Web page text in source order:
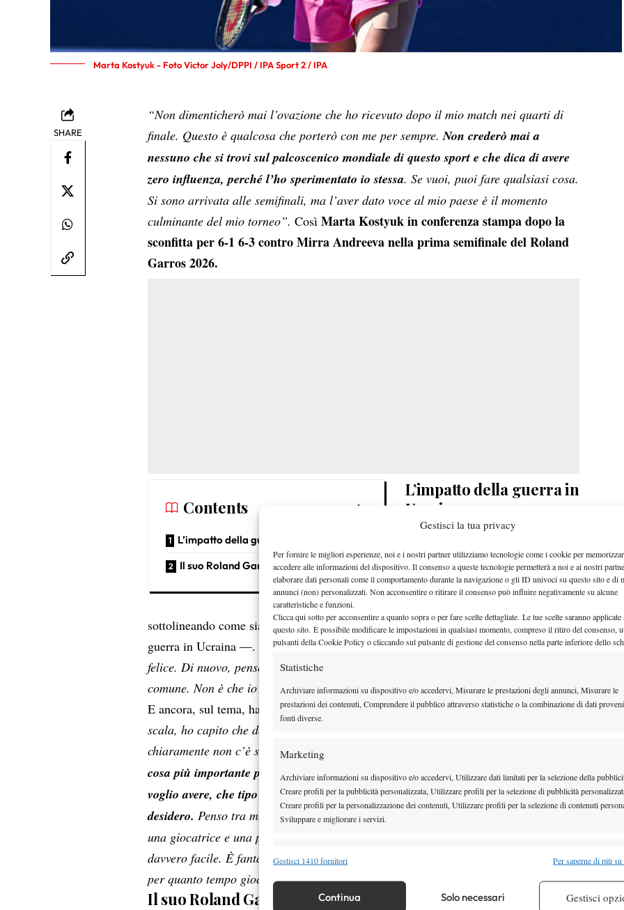
Gestisci la tua privacy
Per fornire le migliori esperienze, noi e i nostri partner utilizziamo tecnologie come i cookie per
accedere alle informazioni del dispositivo. Il consenso a queste tecnologie permetterà a noi e ai nostri
elaborare dati personali come il comportamento durante la navigazione o gli ID univoci su questo sito e di
annunci (non) personalizzati. Non acconsentire o ritirare il consenso può influire negativamente su alcune
caratteristiche e funzioni.
Clicca qui sotto per acconsentire a quanto sopra o per fare scelte dettagliate. Le tue scelte saranno applicate
questo sito. È possibile modificare le impostazioni in qualsiasi momento, compreso il ritiro del consenso,
pulsanti della Cookie Policy o cliccando sul pulsante di gestione del consenso nella parte inferiore dello
Statistiche
Archiviare informazioni su dispositivo e/o accedervi, Misurare le prestazioni degli annunci, Misurare le
prestazioni dei contenuti, Comprendere il pubblico attraverso statistiche o la combinazione di dati
fonti diverse.
Marketing
Archiviare informazioni su dispositivo e/o accedervi, Utilizzare dati limitati per la selezione della
Creare profili per la pubblicità personalizzata, Utilizzare profili per la selezione di pubblicità
Creare profili per la personalizzazione dei contenuti, Utilizzare profili per la selezione di contenuti
Sviluppare e migliorare i servizi.
Funzionalità
Identificare i dispositivi in base alle informazioni trasmesse automaticamente.
Gestisci 1410 fornitori Per saperne di più
Continua Solo necessari Gestisci
Marta Kostyuk - Foto Victor Joly/DPPI / IPA Sport 2 / IPA
SHARE
“Non dimenticherò mai l’ovazione che ho ricevuto dopo il mio match nei quarti di
finale. Questo è qualcosa che porterò con me per sempre.Non crederò mai a
nessuno che si trovi sul palcoscenico mondiale di questo sport e che dica di avere
zero influenza, perché l’ho sperimentato io stessa. Se vuoi, puoi fare qualsiasi cosa.
Si sono arrivata alle semifinali, ma l’aver dato voce al mio paese è il momento
culminante del mio torneo”. CosìMarta Kostyuk in conferenza stampa dopo la
sconfitta per 6-1 6-3 contro Mirra Andreeva nella prima semifinale del Roland
Garros 2026.
Contents
L’impatto della guerra in Ucraina
Il suo Roland Garros 2026
L’impatto della guerra in
Ucraina
E sì, ero molto traumatizzata.
Non lo nasconderò— ha poi
sottolineando come sia cambiata la sua salute mentale prima e dopo lo scoppio della
guerra in Ucraina —. Non mi piaceva stare con me stessa; non ero una persona
felice. Di nuovo, penso che il controllo fosse la cosa peggiore, ed è una cosa molto
comune. Non è che io sia diversa da chiunque altro”.
E ancora, sul tema, ha aggiunto: “Penso che quando è iniziata la guerra su vasta
scala, ho capito che dovevo cambiare la mia prospettiva sulla vita, perché
chiaramente non c’è solo il tennis. Stanno accadendo molte altre cose.
cosa più importante per me è stata avere un’intenzione su che tipo di carriera
voglio avere, che tipo di giocatrice e persona voglio essere, e sto arrivando dove
desidero. Penso tra me e me di aver affrontato un viaggio incredibile per diventare
una giocatrice e una persona diversa. Davvero, giocare a tennis è molto facile. È
davvero facile. È fantastico sentirsi così e continuare a vivere questa vita. Non so
per quanto tempo giocherò ancora a tennis, quindi cerco di godermela appieno”.
Il suo Roland Garros 2026